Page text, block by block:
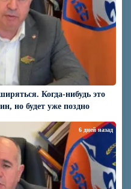
Когда-нибудь это
но будет уже поздно
6 дней назад